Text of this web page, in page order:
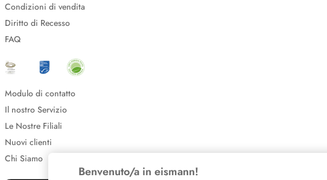
Condizioni di vendita
Diritto di Recesso
FAQ
Modulo di contatto
Il nostro Servizio
Le Nostre Filiali
Nuovi clienti
Chi Siamo
Benvenuto/a in eismann!